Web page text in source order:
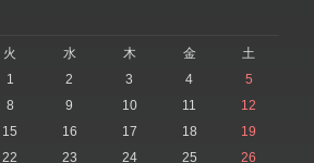
火 水 木 金
土
1
2 3 4
5
8 9 10 11
12
15 16 17 18
19
22 23 24 25
26